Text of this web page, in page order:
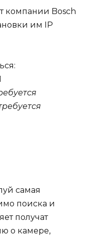
компании Bosch
им IP
самая
поиска и
получат
о камере,